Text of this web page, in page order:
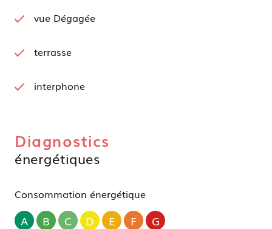
vue Dégagée
terrasse
interphone
Diagnostics
énergétiques
Consommation énergétique
A B C D E F G